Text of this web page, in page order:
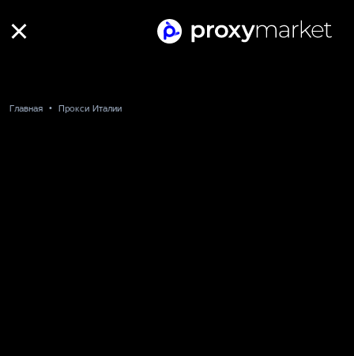
Главная Прокси Италии